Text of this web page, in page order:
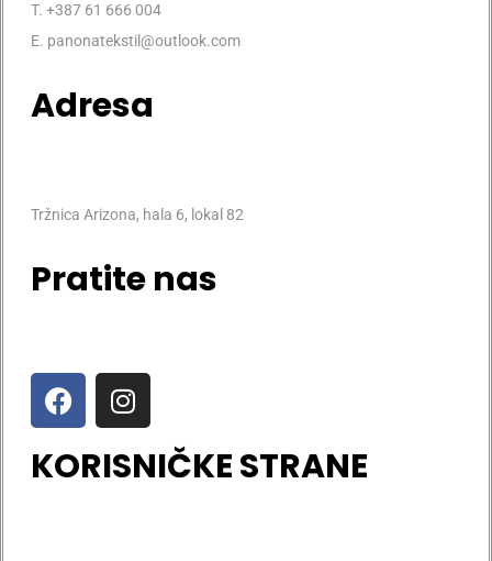
T. +387 61 666 004
E. panonatekstil@outlook.com
Adresa
Tržnica Arizona, hala 6, lokal 82
Pratite nas
KORISNIČKE STRANE